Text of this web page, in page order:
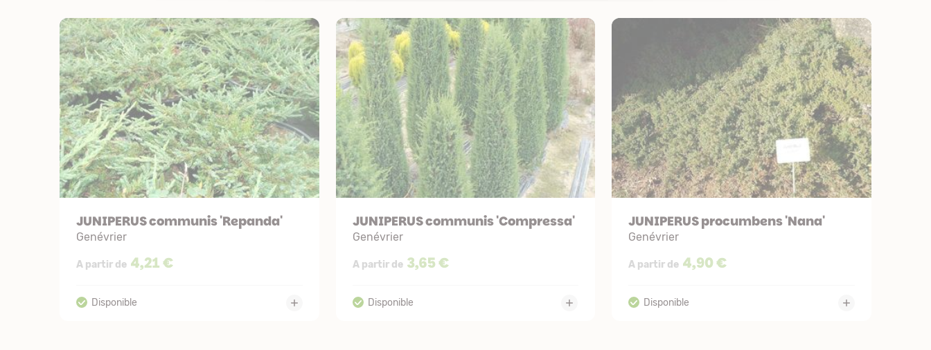
JUNIPERUS communis 'Repanda'
Genévrier
A partir de 4,21 €
JUNIPERUS communis 'Compressa'
Genévrier
A partir de 3,65 €
JUNIPERUS procumbens 'Nana'
Genévrier
A partir de 4,90 €